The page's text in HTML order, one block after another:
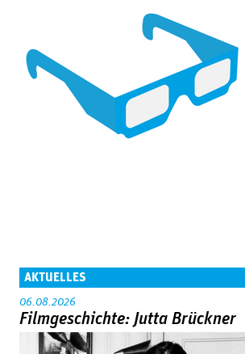
AKTUELLES
06.08.2026
Filmgeschichte: Jutta Brückner